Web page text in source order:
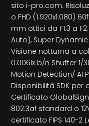
sito i-pro.com.
o FHD (1.920x1.080)
mm ottici da F1.3 a
Auto), Super Dynamic
Visione notturna a
0.006lx b/n Shutter 1/
Motion Detection/ AI
Disponibilità SDK
Certificato
802.3af standard o
certificato FIPS 140-2